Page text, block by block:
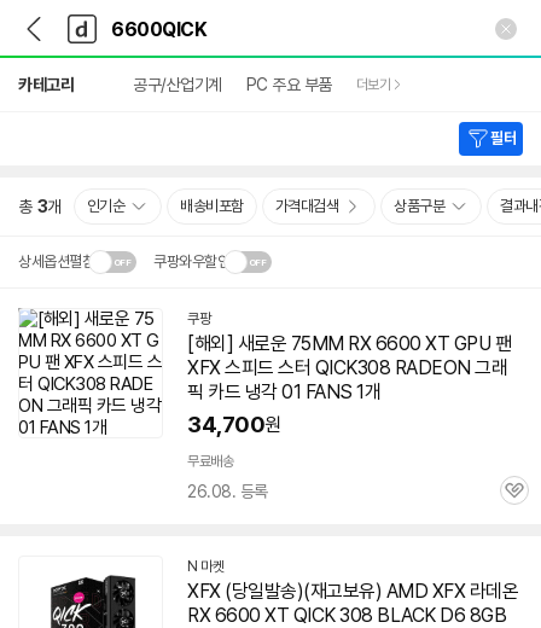
다
나
와
가
기
다
와
메
인
카테고리 공구/산업기계 PC 주요 부품 더보기
필터
총 3개 인기순 배송비포함 가격대검색 상품구분 결과
상세옵션펼침 쿠팡와우할인
설치 환경·지역에 따라
배송·설치비가 달라집니다.닫
기
쿠팡
[해외] 새로운 75MM RX 6600 XT GPU 팬
XFX 스피드 스터 QICK308 RADEON 그래
픽 카드 냉각 01 FANS 1개
34,700원
무료배송
26.08. 등록
관
N 마켓네
이
버
XFX (당일발송)(재고보유) AMD XFX 라데온
RX 6600 XT QICK 308 BLACK D6 8GB